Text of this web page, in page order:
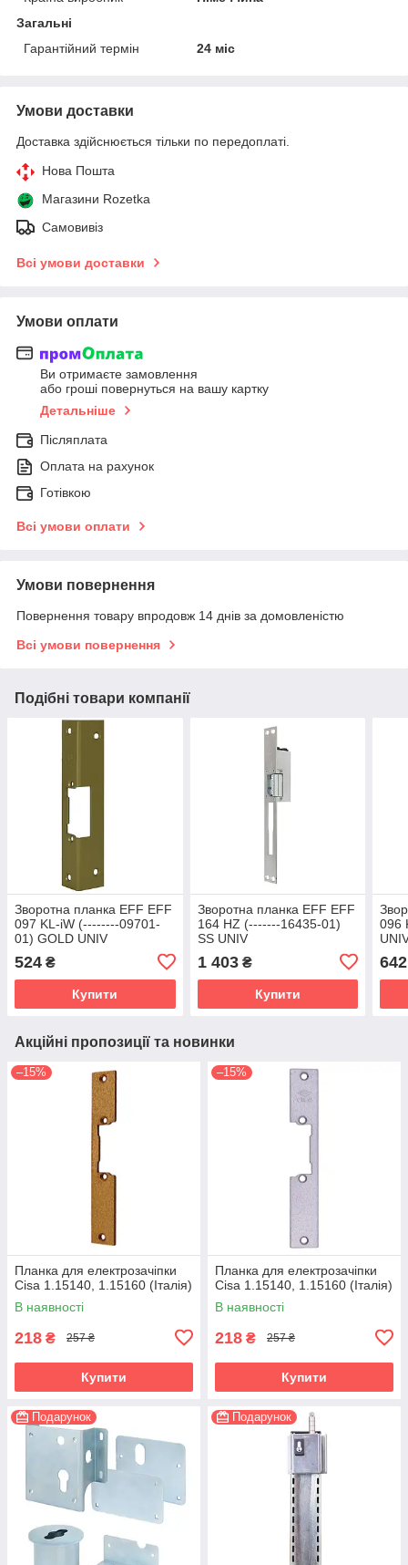
Загальні
Гарантійний термін
24 міс
Умови доставки
Доставка здійснюється тільки по передоплаті.
Нова Пошта
Магазини Rozetka
Самовивіз
Всі умови доставки
Умови оплати
Ви отримаєте замовлення
або гроші повернуться на вашу картку
Детальніше
Післяплата
Оплата на рахунок
Готівкою
Всі умови оплати
Умови повернення
Повернення товару впродовж 14 днів за домовленістю
Всі умови повернення
Подібні товари компанії
Зворотна планка EFF EFF
097 KL-iW (--------09701-
01) GOLD UNIV
524 ₴
Купити
Зворотна планка EFF EFF
164 HZ (-------16435-01)
SS UNIV
1 403₴
Купити
096
642
Акційні пропозиції та новинки
–15%
Планка для електрозачіпки
Cisa 1.15140, 1.15160 (Італія)
В наявності
218 ₴ 257 ₴
Купити
–15%
Планка для електрозачіпки
Cisa 1.15140, 1.15160 (Італія)
В наявності
218 ₴ 257 ₴
Купити
Подарунок Подарунок